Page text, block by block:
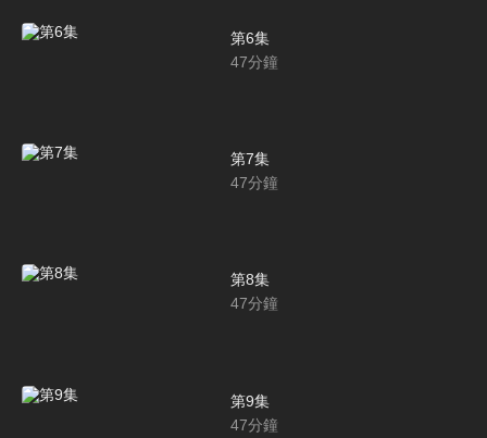
第6集
47分鐘
第7集
47分鐘
第8集
47分鐘
第9集
47分鐘